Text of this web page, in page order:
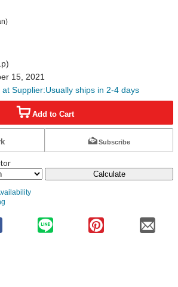
15, 2021
at Supplier:Usually ships in 2-4 days
Add to Cart
Subscribe
Calculate